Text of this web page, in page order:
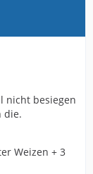
nicht besiegen
die.
Weizen + 3